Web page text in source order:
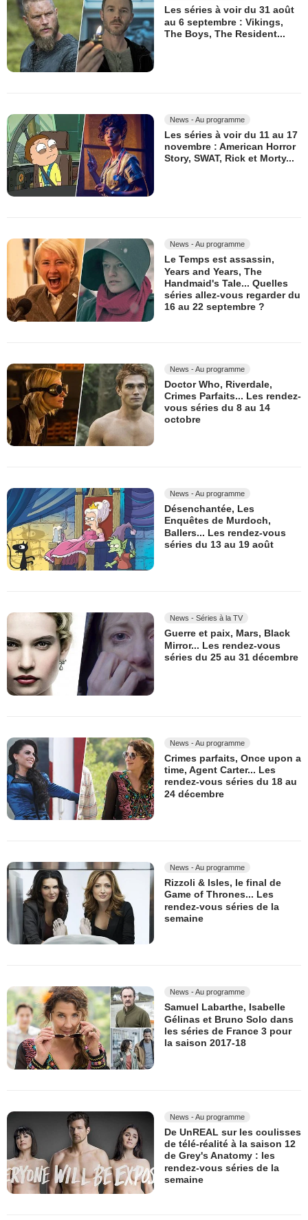
Les séries à voir du 31 août
au 6 septembre : Vikings,
The Boys, The Resident...
News - Au programme
Les séries à voir du 11 au 17
novembre : American Horror
Story, SWAT, Rick et Morty...
News - Au programme
Le Temps est assassin,
Years and Years, The
Handmaid's Tale... Quelles
séries allez-vous regarder du
16 au 22 septembre ?
News - Au programme
Doctor Who, Riverdale,
Crimes Parfaits... Les rendez-
vous séries du 8 au 14
octobre
News - Au programme
Désenchantée, Les
Enquêtes de Murdoch,
Ballers... Les rendez-vous
séries du 13 au 19 août
News - Séries à la TV
Guerre et paix, Mars, Black
Mirror... Les rendez-vous
séries du 25 au 31 décembre
News - Au programme
Crimes parfaits, Once upon a
time, Agent Carter... Les
rendez-vous séries du 18 au
24 décembre
News - Au programme
Rizzoli & Isles, le final de
Game of Thrones... Les
rendez-vous séries de la
semaine
News - Au programme
Samuel Labarthe, Isabelle
Gélinas et Bruno Solo dans
les séries de France 3 pour
la saison 2017-18
News - Au programme
De UnREAL sur les coulisses
de télé-réalité à la saison 12
de Grey's Anatomy : les
rendez-vous séries de la
semaine